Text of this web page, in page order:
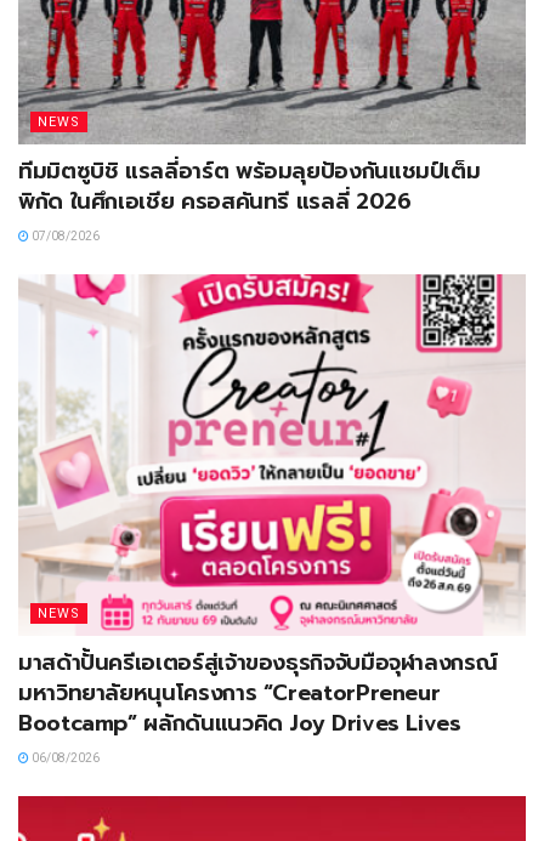
NEWS
ทีมมิตซูบิชิ แรลลี่อาร์ต พร้อมลุยป้องกันแชมป์เต็ม
พิกัด ในศึกเอเชีย ครอสคันทรี แรลลี่ 2026
07/08/2026
NEWS
มาสด้าปั้นครีเอเตอร์สู่เจ้าของธุรกิจจับมือจุฬาลงกรณ์
มหาวิทยาลัยหนุนโครงการ “CreatorPreneur
Bootcamp” ผลักดันแนวคิด Joy Drives Lives
06/08/2026